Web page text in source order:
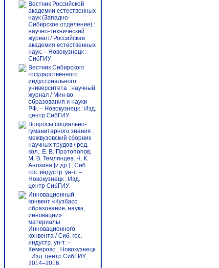
Вестник Российской
академии естественных
наук (Западно-
Сибирское отделение) :
научно-технический
журнал / Российская
академия естественных
наук. – Новокузнецк :
СибГИУ.
Вестник Сибирского
государственного
индустриального
университета : научный
журнал / Мин-во
образования и науки
РФ. – Новокузнецк : Изд.
центр СибГИУ.
Вопросы социально-
гуманитарного знания :
межвузовский сборник
научных трудов / ред.
кол.: Е. В. Протопопов,
М. В. Темлянцев, Н. К.
Анохина [и др.] ; Сиб.
гос. индустр. ун-т. –
Новокузнецк : Изд.
центр СибГИУ.
Инновационный
конвент «Кузбасс:
образование, наука,
инновации» :
материалы
Инновационного
конвента / Сиб. гос.
индустр. ун-т. –
Кемерово ; Новокузнецк
: Изд. центр СибГИУ,
2014–2016.